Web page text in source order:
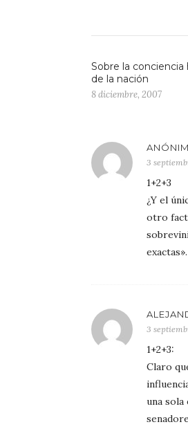
Sobre la conciencia
de la nación
8 diciembre, 2007
3
1+2+3
¿Y el
otro
3
1+2+3:
Claro
una sola